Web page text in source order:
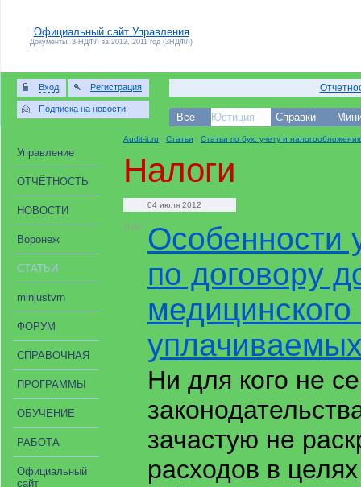
Официальный сайт Управления
Документы. 3-НДФЛ за 2012, 2011 год (3НДФЛ)
Вход Регистрация
Подписка на новости
Все Юстиция Справки
Управление
ОТЧЁТНОСТЬ
НОВОСТИ
Воронеж
СТАТЬИ
minjustvrn
ФОРУМ
СПРАВОЧНАЯ
ПРОГРАММЫ
ОБУЧЕНИЕ
РАБОТА
Официальный
сайт
Audit-it.ru / Статьи / Статьи по бух. учету и
Налоги
04 июля 2012
11:58
Особенности
по договору
Ни для кого не
зачастую не
расходов в